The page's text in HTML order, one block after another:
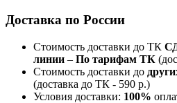
Доставка по России
Стоимость доставки до ТК
линии – По тарифам ТК
Стоимость доставки до
(доставка до ТК - 590 р.)
Условия доставки: 100%